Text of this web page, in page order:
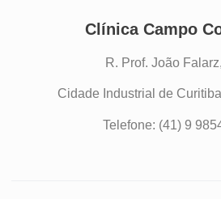
Clínica Campo
R. Prof. João
Cidade Industrial de
Telefone: (41) 9